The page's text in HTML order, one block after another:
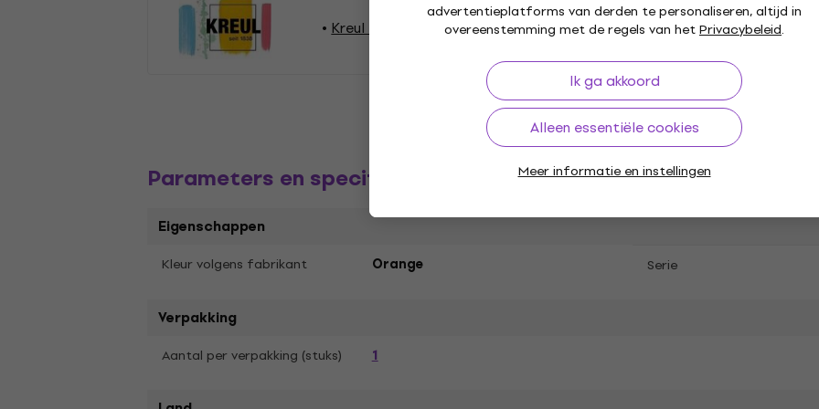
advertentieplatforms van derden te personaliseren, altijd in
overeenstemming met de regels van hetPrivacybeleid.
Ik ga akkoord
Alleen essentiële cookies
Meer informatie en instellingen
Kreul Tekening Kreul Markeerstiften / Markers / Highlighters
Parameters en specificaties
Eigenschappen
Kleur volgens fabrikant Orange Serie
Verpakking
Aantal per verpakking (stuks) 1